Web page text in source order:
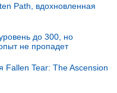
Path, вдохновленная
до 300, но
не пропадет
Fallen Tear: The Ascension